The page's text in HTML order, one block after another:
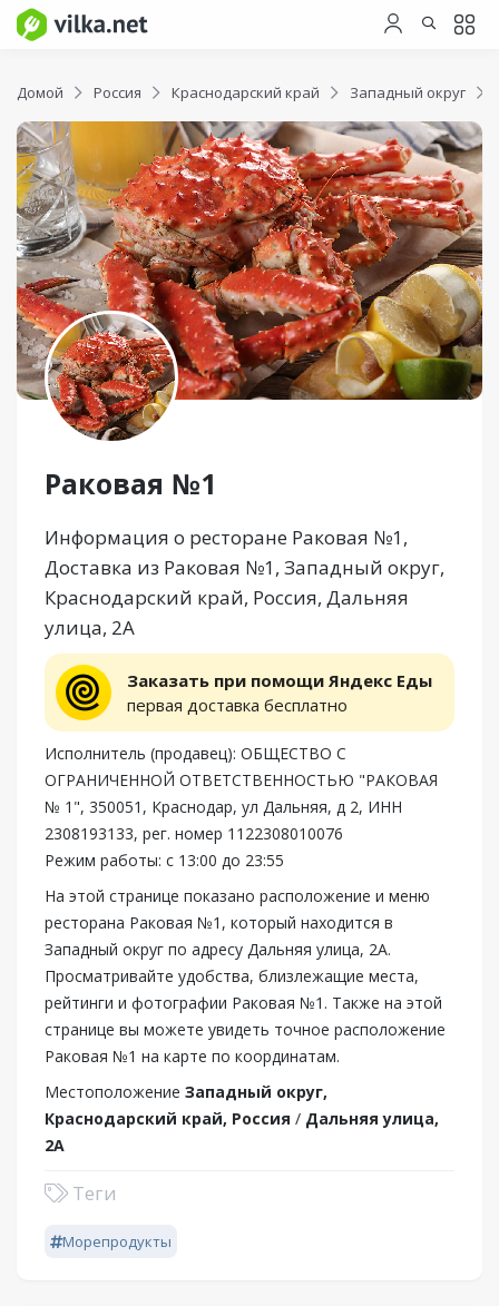
Домой Россия Краснодарский край Западный округ
Раковая №1
Информация о ресторане Раковая №1,
Доставка из Раковая №1, Западный округ,
Краснодарский край, Россия, Дальняя
улица, 2А
Заказать при помощи Яндекс Еды
первая доставка бесплатно
Исполнитель (продавец): ОБЩЕСТВО С
ОГРАНИЧЕННОЙ ОТВЕТСТВЕННОСТЬЮ "РАКОВАЯ
№ 1", 350051, Краснодар, ул Дальняя, д 2, ИНН
2308193133, рег. номер 1122308010076
Режим работы: с 13:00 до 23:55
На этой странице показано расположение и меню
ресторана Раковая №1, который находится в
Западный округ по адресу Дальняя улица, 2А.
Просматривайте удобства, близлежащие места,
рейтинги и фотографии Раковая №1. Также на этой
странице вы можете увидеть точное расположение
Раковая №1 на карте по координатам.
Местоположение Западный округ,
Краснодарский край, Россия / Дальняя улица,
2А
Теги
Морепродукты